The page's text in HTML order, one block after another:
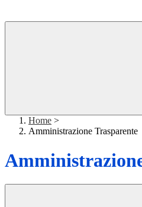
Home >
Amministrazione Trasparente